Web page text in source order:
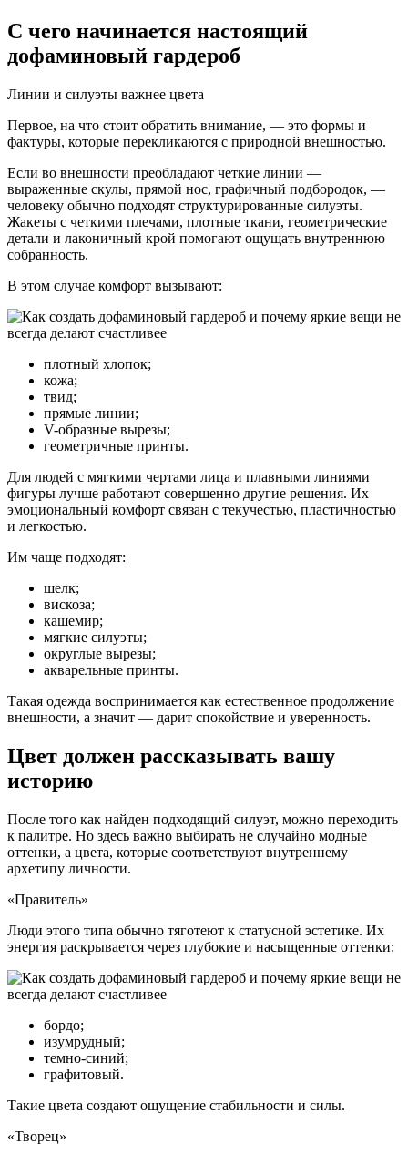
С чего начинается настоящий
дофаминовый гардероб
Линии и силуэты важнее цвета
Первое, на что стоит обратить внимание, — это формы и
фактуры, которые перекликаются с природной внешностью.
Если во внешности преобладают четкие линии —
выраженные скулы, прямой нос, графичный подбородок, —
человеку обычно подходят структурированные силуэты.
Жакеты с четкими плечами, плотные ткани, геометрические
детали и лаконичный крой помогают ощущать внутреннюю
собранность.
В этом случае комфорт вызывают:
плотный хлопок;
кожа;
твид;
прямые линии;
V-образные вырезы;
геометричные принты.
Для людей с мягкими чертами лица и плавными линиями
фигуры лучше работают совершенно другие решения. Их
эмоциональный комфорт связан с текучестью, пластичностью
и легкостью.
Им чаще подходят:
шелк;
вискоза;
кашемир;
мягкие силуэты;
округлые вырезы;
акварельные принты.
Такая одежда воспринимается как естественное продолжение
внешности, а значит — дарит спокойствие и уверенность.
Цвет должен рассказывать вашу
историю
После того как найден подходящий силуэт, можно переходить
к палитре. Но здесь важно выбирать не случайно модные
оттенки, а цвета, которые соответствуют внутреннему
архетипу личности.
«Правитель»
Люди этого типа обычно тяготеют к статусной эстетике. Их
энергия раскрывается через глубокие и насыщенные оттенки:
бордо;
изумрудный;
темно-синий;
графитовый.
Такие цвета создают ощущение стабильности и силы.
«Творец»